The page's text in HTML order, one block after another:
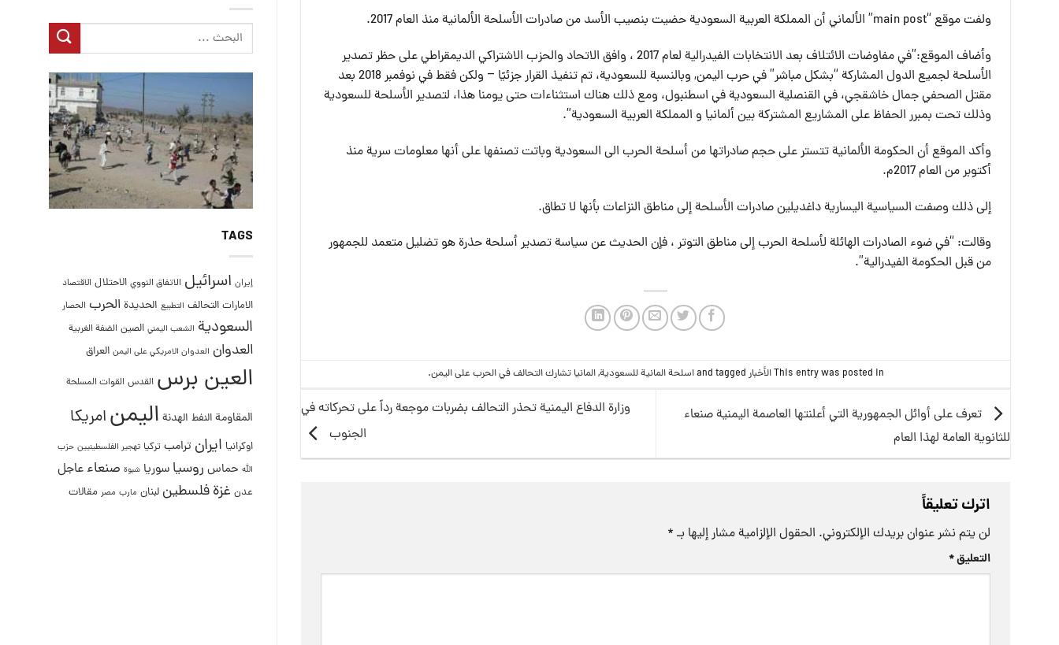
ولفت موقع “main post” الألماني أن المملكة العربية السعودية حضيت بنصيب الأسد من صادرات الأسلحة الألمانية منذ العام 2017.
وأضاف الموقع:”في مفاوضات الائتلاف بعد الانتخابات الفيدرالية لعام 2017 ، وافق الاتحاد والحزب الاشتراكي الديمقراطي على حظر تصدير
الأسلحة لجميع الدول المشاركة “بشكل مباشر” في حرب اليمن, وبالنسبة للسعودية، تم تنفيذ القرار جزئيًا – ولكن فقط في نوفمبر 2018 بعد
مقتل الصحفي جمال خاشقجي، في القنصلية السعودية في اسطنبول، ومع ذلك هناك استثناءات حتى يومنا هذا، لتصدير الأسلحة للسعودية
وذلك تحت بمبرر الحفاظ على المشاريع المشتركة بين ألمانيا و المملكة العربية السعودية”.
وأكد الموقع أن الحكومة الألمانية تتستر على حجم صادراتها من أسلحة الحرب الى السعودية وباتت تصنفها على أنها معلومات سرية منذ
أكتوبر من العام 2017م.
إلى ذلك وصفت السياسية اليسارية داغديلين صادرات الأسلحة إلى مناطق النزاعات بأنها لا تطاق.
وقالت: “في ضوء الصادرات الهائلة لأسلحة الحرب إلى مناطق التوتر ، فإن الحديث عن سياسة تصدير أسلحة حذرة هو تضليل متعمد للجمهور
من قبل الحكومة الفيدرالية”.
This entry was posted inالأخبار اسلحة المانية للسعودية,المانيا تشارك التحالف في الحرب على اليمن.
تعرف على أوائل الجمهورية التي أعلنتها العاصمة اليمنية صنعاء
للثانوية العامة لهذا العام
وزارة الدفاع اليمنية تحذر التحالف بضربات موجعة رداً على تحركاته في
الجنوب
اترك تعليقاً
لن يتم نشر عنوان بريدك الإلكتروني. الحقول الإلزامية مشار إليها بـ *
التعليق*
TAGS
إيران اسرائيل الاتفاق النووي الاحتلال الاقتصاد
الامارات التحالف التطبيع الحديدة الحرب الحصار
السعودية الشعب اليمني الصين الضفة الغربية
العدوان العدوان الامريكي على اليمن العراق
العين برس القدس القوات المسلحة
المقاومةالنفط الهدنة اليمنامريكا
اوكرانيا ايران ترامب تركيا تهجير الفلسطينيين حزب
الله حماس روسيا سوريا شبوة صنعاء عاجل
عدن غزةفلسطين لبنان مارب مصر مقالات